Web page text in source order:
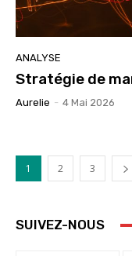
ANALYSE
Stratégie de
Aurelie - 4 Mai 2026
1 2 3
SUIVEZ-NOUS